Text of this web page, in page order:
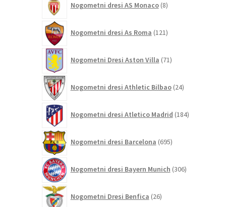
Nogometni dresi AS Monaco 8izdelkov
Nogometni dresi As Roma 121izdelkov
Nogometni Dresi Aston Villa 71izdelkov
Nogometni dresi Athletic Bilbao 24izdelkov
Nogometni dresi Atletico Madrid 184izdelkov
Nogometni dresi Barcelona 695izdelkov
Nogometni dresi Bayern Munich 306izdelkov
Nogometni Dresi Benfica 26izdelkov